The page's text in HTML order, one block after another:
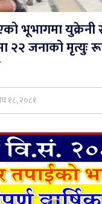
भूभागमा युक्रेनी
२२ जनाको मृत्युः
१८, २०८१